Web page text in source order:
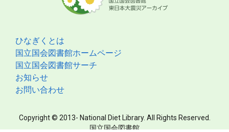
ひなぎくとは
国立国会図書館ホームページ
国立国会図書館サーチ
お知らせ
お問い合わせ
Copyright © 2013- National Diet Library. All Rights Reserved.